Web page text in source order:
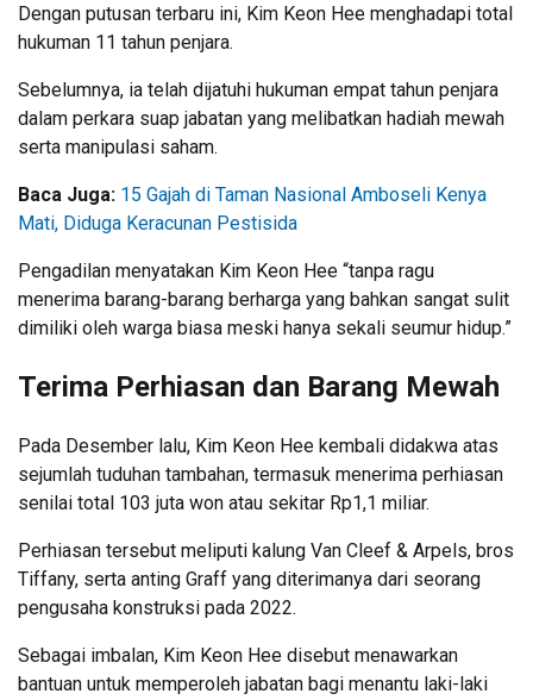
Dengan putusan terbaru ini, Kim Keon Hee menghadapi total
hukuman 11 tahun penjara.
Sebelumnya, ia telah dijatuhi hukuman empat tahun penjara
dalam perkara suap jabatan yang melibatkan hadiah mewah
serta manipulasi saham.
Baca Juga: 15 Gajah di Taman Nasional Amboseli Kenya
Mati, Diduga Keracunan Pestisida
Pengadilan menyatakan Kim Keon Hee “tanpa ragu
menerima barang-barang berharga yang bahkan sangat sulit
dimiliki oleh warga biasa meski hanya sekali seumur hidup.”
Terima Perhiasan dan Barang Mewah
Pada Desember lalu, Kim Keon Hee kembali didakwa atas
sejumlah tuduhan tambahan, termasuk menerima perhiasan
senilai total 103 juta won atau sekitar Rp1,1 miliar.
Perhiasan tersebut meliputi kalung Van Cleef & Arpels, bros
Tiffany, serta anting Graff yang diterimanya dari seorang
pengusaha konstruksi pada 2022.
Sebagai imbalan, Kim Keon Hee disebut menawarkan
bantuan untuk memperoleh jabatan bagi menantu laki-laki